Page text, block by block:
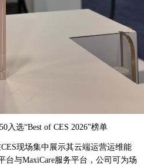
入选“Best of CES 2026”榜单
现场集中展示其云端运营运维能
台与MaxiCare服务平台，公司可为场